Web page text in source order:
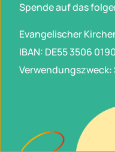
Spende auf das
Evangelischer
IBAN: DE55 3506
Verwendungszweck: